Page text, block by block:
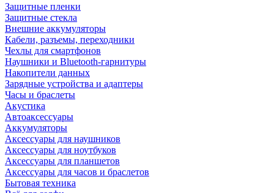
Защитные пленки
Защитные стекла
Внешние аккумуляторы
Кабели, разъемы, переходники
Чехлы для смартфонов
Наушники и Bluetooth-гарнитуры
Накопители данных
Зарядные устройства и адаптеры
Часы и браслеты
Акустика
Автоаксессуары
Аккумуляторы
Аксессуары для наушников
Аксессуары для ноутбуков
Аксессуары для планшетов
Аксессуары для часов и браслетов
Бытовая техника